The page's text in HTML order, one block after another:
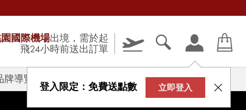
國際機場出境，需於起
飛24小時前送出訂單
登入限定：免費送點數 立即登入
牌導覽 V-STORY